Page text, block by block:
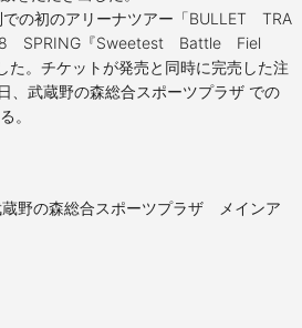
の初のアリーナツアー「BULLET TRA
SPRING『Sweetest Battle Fiel
た。チケットが発売と同時に完売した注
、武蔵野の森総合スポーツプラザ での
。
野の森総合スポーツプラザ メインア